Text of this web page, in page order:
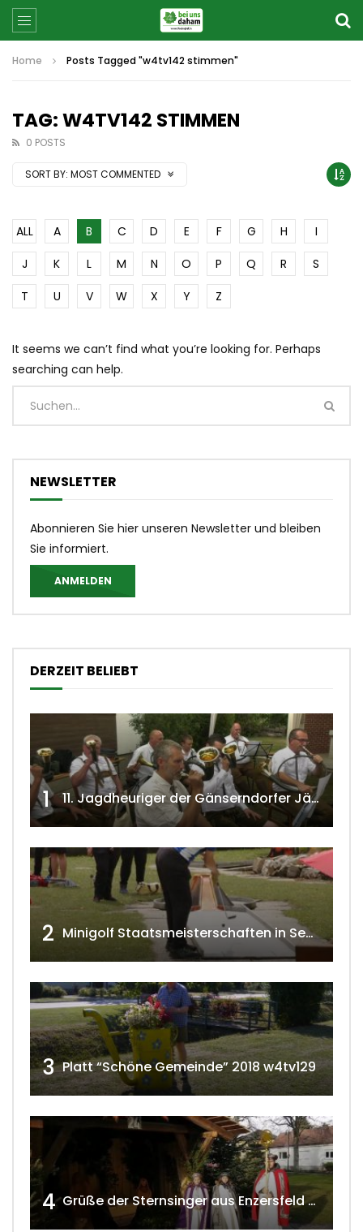
Home Posts Tagged "w4tv142 stimmen"
TAG: W4TV142 STIMMEN
0 POSTS
SORT BY: MOST COMMENTED
ALL A B C D E F G H
I
J
K L M N O P Q R
S
T
U V W X Y Z
It seems we can’t find what you’re looking for. Perhaps
searching can help.
NEWSLETTER
Abonnieren Sie hier unseren Newsletter und bleiben
Sie informiert.
ANMELDEN
DERZEIT BELIEBT
1 11. Jagdheuriger der Gänserndorfer Jäger 2020 w4tv166
2 Minigolf Staatsmeisterschaften in Seefeld-Kadolz w4tv174
3 Platt “Schöne Gemeinde” 2018 w4tv129
4 Grüße der Sternsinger aus Enzersfeld – Klein-Engersdorf 2021 w4tv169